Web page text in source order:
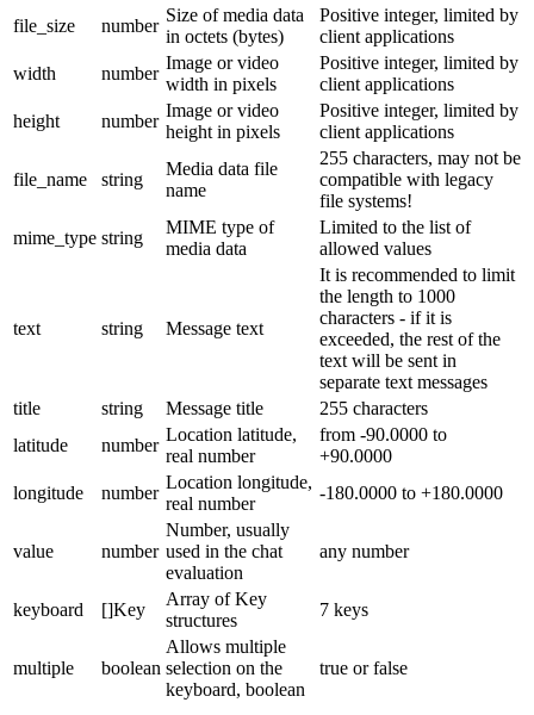
file_size
number
Size of media data
in octets (bytes)
Positive integer, limited by
client applications
width
number
Image or video
width in pixels
Positive integer, limited by
client applications
height
number
Image or video
height in pixels
Positive integer, limited by
client applications
file_name string
Media data file
name
255 characters, may not be
compatible with legacy
file systems!
mime_type string
MIME type of
media data
Limited to the list of
allowed values
text string Message text
It is recommended to limit
the length to 1000
characters - if it is
exceeded, the rest of the
text will be sent in
separate text messages
title
string Message title
255 characters
latitude
number
Location latitude,
real number
from -90.0000 to
+90.0000
longitude
number
Location longitude,
real number
-180.0000 to +180.0000
value number
Number, usually
used in the chat
evaluation
any number
keyboard []Key
Array of Key
structures
7 keys
multiple boolean
Allows multiple
selection on the
keyboard, boolean
true or false